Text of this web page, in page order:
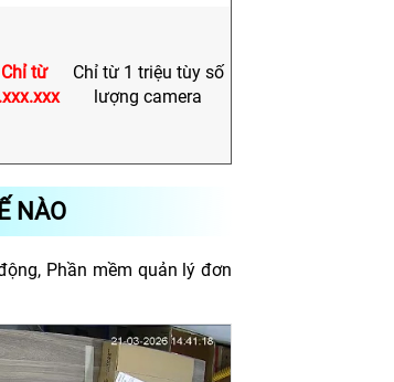
Chỉ từ
Chỉ từ 1 triệu tùy số
lượng camera
NÀO
Phần mềm quản lý đơn